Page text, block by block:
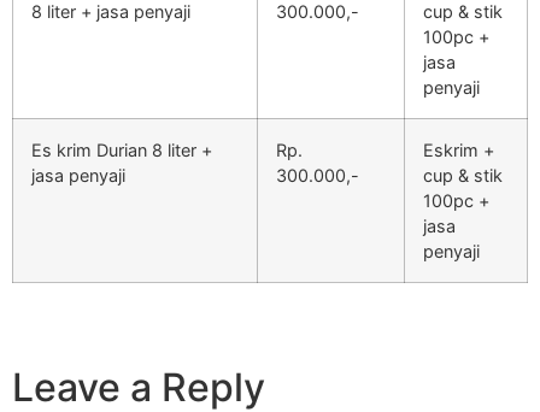
8 liter + jasa penyaji
300.000,-
cup & stik
100pc +
jasa
penyaji
Es krim Durian 8 liter +
jasa penyaji
Rp.
300.000,-
Eskrim +
cup & stik
100pc +
jasa
penyaji
Leave a Reply